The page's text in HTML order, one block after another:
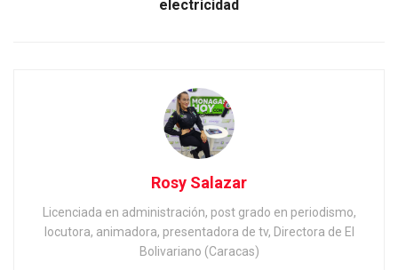
electricidad
Rosy Salazar
Licenciada en administración, post grado en periodismo,
locutora, animadora, presentadora de tv, Directora de El
Bolivariano (Caracas)